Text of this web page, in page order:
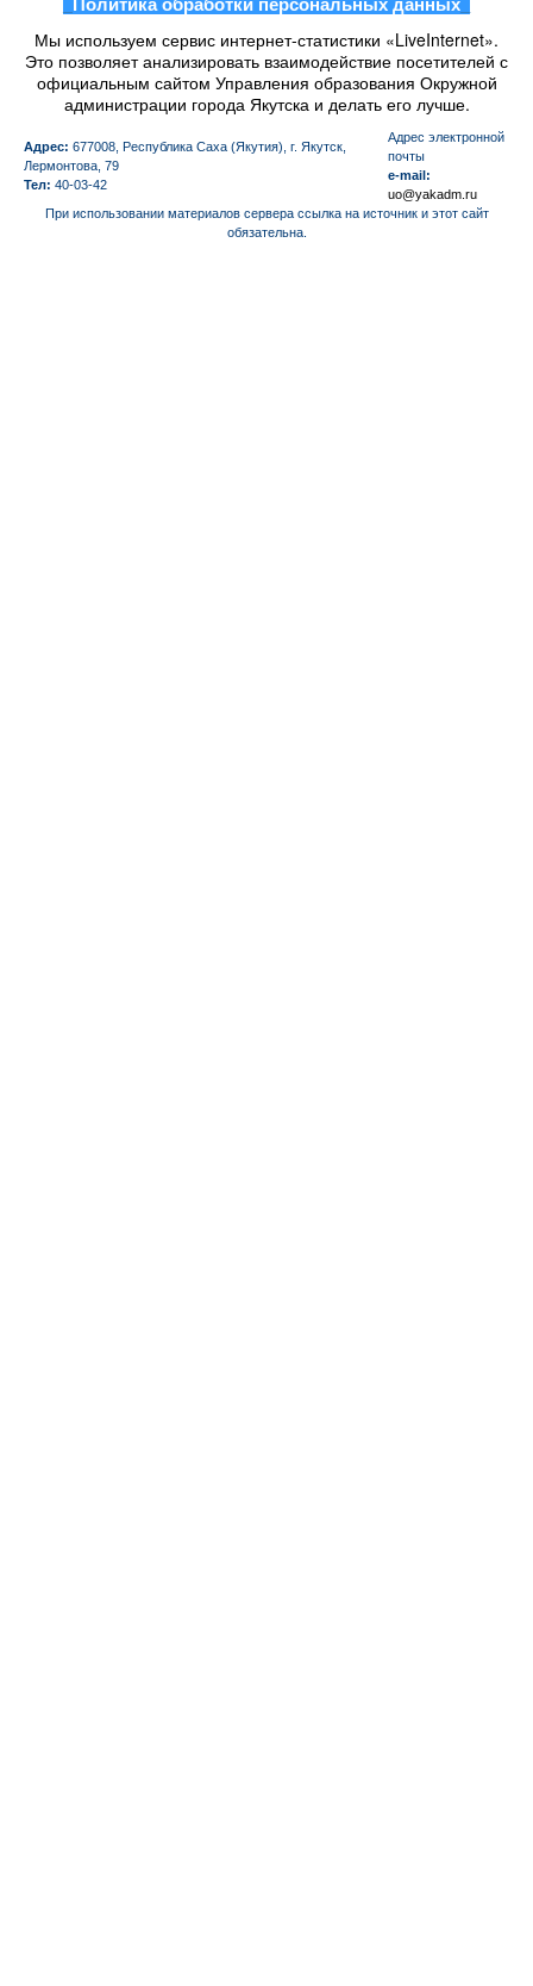
Политика обработки персональных данных
Мы используем сервис интернет-статистики «LiveInternet».
Это позволяет анализировать взаимодействие посетителей с
официальным сайтом Управления образования Окружной
администрации города Якутска и делать его лучше.
Адрес: 677008, Республика Саха (Якутия), г. Якутск,
Лермонтова, 79
Тел: 40-03-42
Aдрес электронной
почты
e-mail:
uo@yakadm.ru
При использовании материалов сервера ссылка на источник и этот сайт
обязательна.